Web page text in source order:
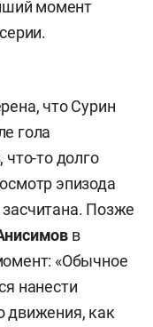
момент
что Сурин
гола
что-то долго
эпизода
Позже
в
«Обычное
нанести
движения, как